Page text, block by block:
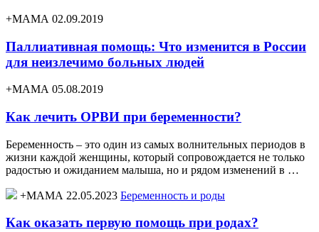
+МАМА 02.09.2019
Паллиативная помощь: Что изменится в России
для неизлечимо больных людей
+МАМА 05.08.2019
Как лечить ОРВИ при беременности?
Беременность – это один из самых волнительных периодов в
жизни каждой женщины, который сопровождается не только
радостью и ожиданием малыша, но и рядом изменений в …
+МАМА 22.05.2023 Беременность и роды
Как оказать первую помощь при родах?